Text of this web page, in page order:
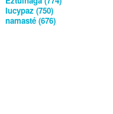
lucypaz (750)
namasté (676)